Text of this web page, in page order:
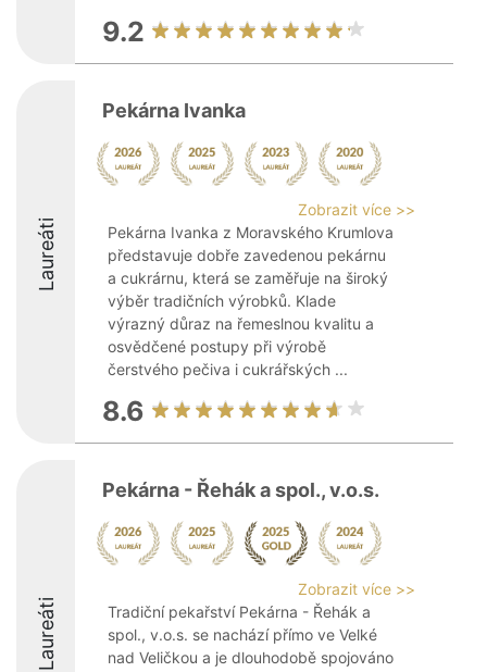
9.2
Laureáti
Pekárna Ivanka
Zobrazit více >>
Pekárna Ivanka z Moravského Krumlova
představuje dobře zavedenou pekárnu
a cukrárnu, která se zaměřuje na široký
výběr tradičních výrobků. Klade
výrazný důraz na řemeslnou kvalitu a
osvědčené postupy při výrobě
čerstvého pečiva i cukrářských ...
8.6
Laureáti
Pekárna - Řehák a spol., v.o.s.
Zobrazit více >>
Tradiční pekařství Pekárna - Řehák a
spol., v.o.s. se nachází přímo ve Velké
nad Veličkou a je dlouhodobě spojováno